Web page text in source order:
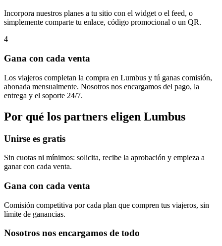
Incorpora nuestros planes a tu sitio con el widget o el feed, o
simplemente comparte tu enlace, código promocional o un QR.
4
Gana con cada venta
Los viajeros completan la compra en Lumbus y tú ganas comisión,
abonada mensualmente. Nosotros nos encargamos del pago, la
entrega y el soporte 24/7.
Por qué los partners eligen Lumbus
Unirse es gratis
Sin cuotas ni mínimos: solicita, recibe la aprobación y empieza a
ganar con cada venta.
Gana con cada venta
Comisión competitiva por cada plan que compren tus viajeros, sin
límite de ganancias.
Nosotros nos encargamos de todo